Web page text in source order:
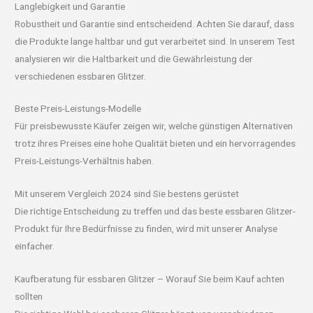
Langlebigkeit und Garantie
Robustheit und Garantie sind entscheidend. Achten Sie darauf, dass
die Produkte lange haltbar und gut verarbeitet sind. In unserem Test
analysieren wir die Haltbarkeit und die Gewährleistung der
verschiedenen essbaren Glitzer.
Beste Preis-Leistungs-Modelle
Für preisbewusste Käufer zeigen wir, welche günstigen Alternativen
trotz ihres Preises eine hohe Qualität bieten und ein hervorragendes
Preis-Leistungs-Verhältnis haben.
Mit unserem Vergleich 2024 sind Sie bestens gerüstet
Die richtige Entscheidung zu treffen und das beste essbaren Glitzer-
Produkt für Ihre Bedürfnisse zu finden, wird mit unserer Analyse
einfacher.
Kaufberatung für essbaren Glitzer – Worauf Sie beim Kauf achten
sollten